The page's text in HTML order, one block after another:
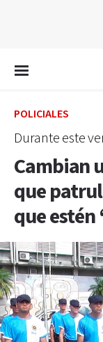
POLICIALES
Durante este
Cambian
que
que